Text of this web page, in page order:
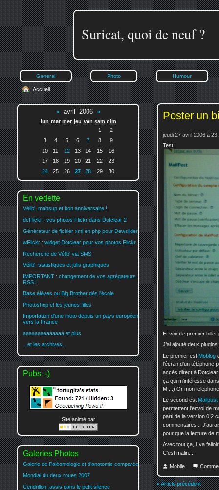
Suricat, quoi de neuf ?
General Photo Humour
Poster un
jeudi 27 avril 2006 à
Test
Et voici le premier
J'ai ajouté deux
Le premier est Moblog
l'écran d'un téléphone
accès direct à
ça qui m'intéresse
M....) Or mon
Le second est Mailpost
permettent l'envoi de
parti de la version 0.2
commentaires...
pour que la lecture de
Avec tout ça, il va
C'est malin...
Mobile
« Article précédent
Accueil
« avril 2006 »
lun mar mer jeu ven sam dim
1
2
3
4 5 6 7 8
9
10
11 12 13 14 15
16
17
18 19 20 21 22
23
24
25 26 27 28 29 30
En vedette
Vélib', mahsup et bon anniversaire !
dcFlickr : vos photos Flickr dans Dotclear 2
Générateur de fichier xml en php pour Dewslider
wFlickr : widget Dotclear pour vos photos Flickr
Recherche de Vélib' via SMS
Vélib', statistiques et jolis graphiques
IMPORTANT : changement de vos agrégateurs
RSS !
Base élèves ou Big Brother dès l'école
Photoshop et les jeunes filles
Importation d'une moto depuis un pays européen
vers la France
aaaaaaaaaaaaaa et plus
...et les archives...
Pubs :-)
Site animé par
Galeries Photos
Galerie de Paléontologie et d'anatomie comparée
Mondial du deux roues 2007
Cendrillon, assis dans le petit silence